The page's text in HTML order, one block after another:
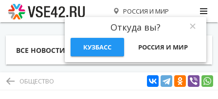
РОССИЯ И МИР
Откуда вы?
КУЗБАСС РОССИЯ И МИР
ВСЕ НОВОСТИ СТАТЬИ ТЕМЫ ФОТО
ОБЩЕСТВО